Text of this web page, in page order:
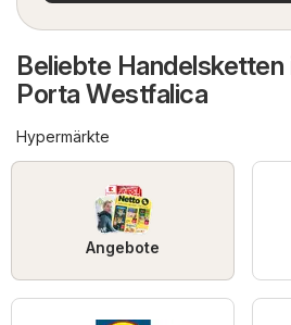
Beliebte
Porta Westfalica
Hypermärkte
Angebote